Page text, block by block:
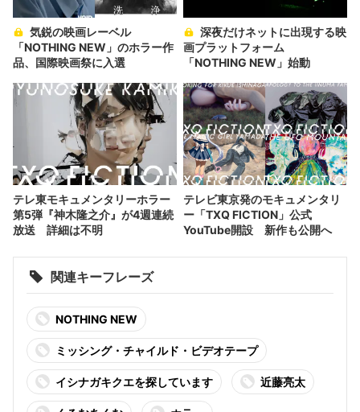
「NOTHING NEW」のホラー作
品、国際映画祭に入選
画プラットフォーム
「NOTHING NEW」始動
テレ東モキュメンタリーホラー
第5弾『神木隆之介』が4週連続
放送 詳細は不明
テレビ東京発のモキュメンタリ
ー「TXQ FICTION」公式
YouTube開設 新作も公開へ
関連キーフレーズ
NOTHING NEW
ミッシング・チャイルド・ビデオテープ
イシナガキクエを探しています 近藤亮太